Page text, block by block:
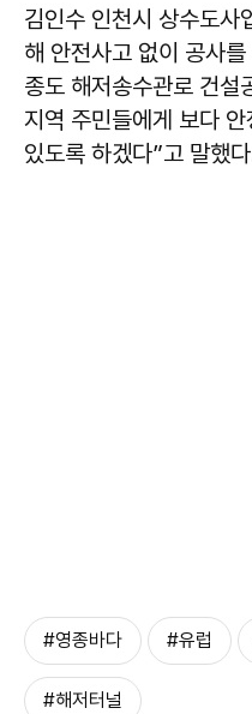
김인수 인천시 상수도사
해 안전사고 없이 공사
종도 해저송수관로 건설
지역 주민들에게 보다
있도록 하겠다”고 말했
#영종바다 #유럽
#해저터널